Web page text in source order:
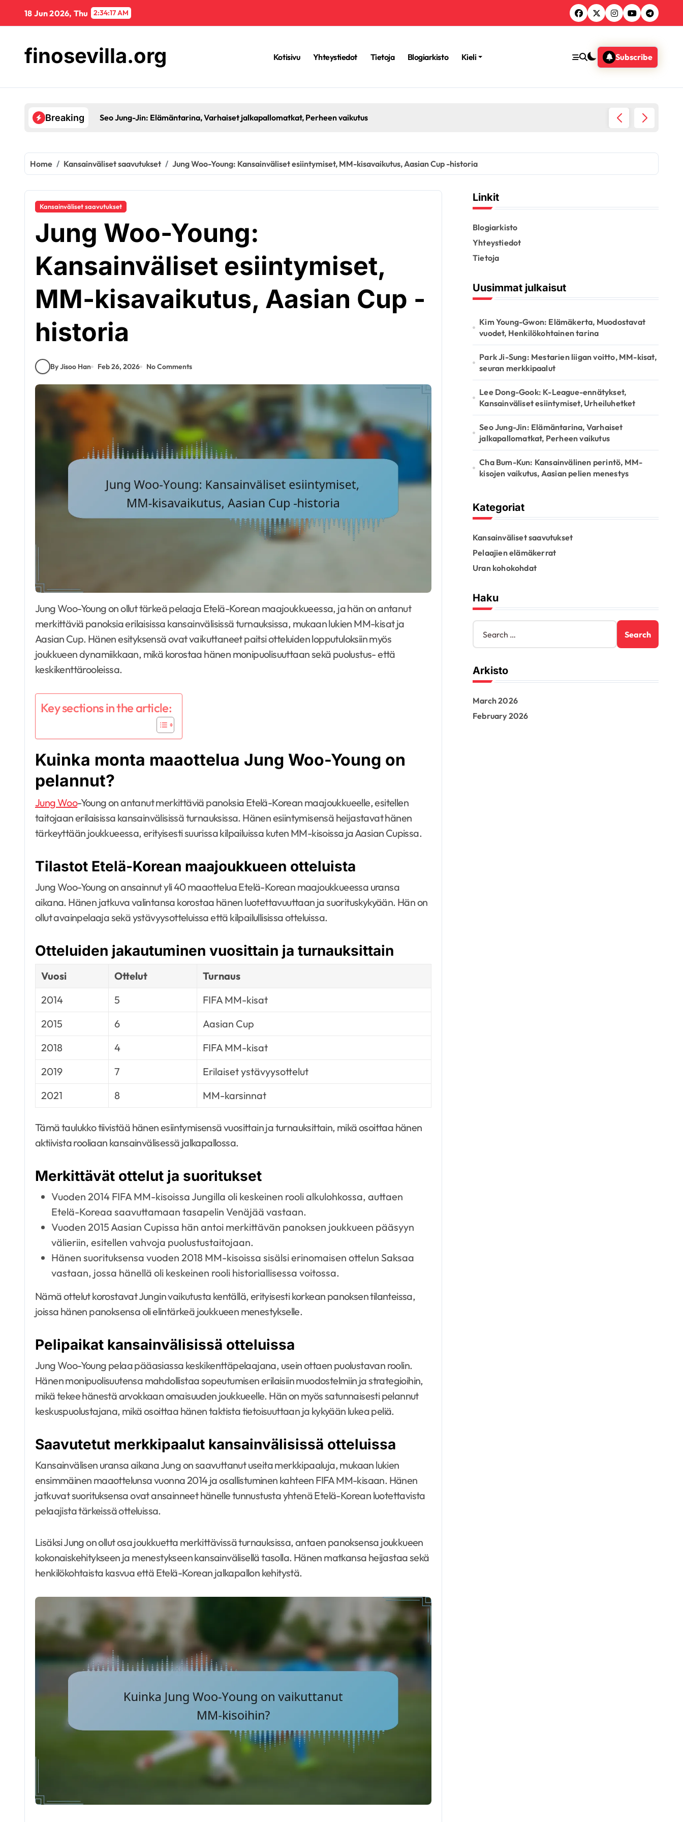
content
18 Jun 2026, Thu 2:34:18 AM
finosevilla.org Kotisivu Yhteystiedot Tietoja Blogiarkisto Kieli Subscribe
Breaking Cha Bum-Kun: Kansainvälinen perintö, MM-kisojen vaikutus, Aasian pelien menestys
Home Kansainväliset saavutukset Jung Woo-Young: Kansainväliset esiintymiset, MM-kisavaikutus, Aasian Cup -historia
Kansainväliset saavutukset
Jung Woo-Young:
Kansainväliset esiintymiset,
MM-kisavaikutus, Aasian Cup -
historia
By Jisoo Han Feb 26, 2026 No Comments
Jung Woo-Young on ollut tärkeä pelaaja Etelä-Korean maajoukkueessa, ja hän on antanut
merkittäviä panoksia erilaisissa kansainvälisissä turnauksissa, mukaan lukien MM-kisat ja
Aasian Cup. Hänen esityksensä ovat vaikuttaneet paitsi otteluiden lopputuloksiin myös
joukkueen dynamiikkaan, mikä korostaa hänen monipuolisuuttaan sekä puolustus- että
keskikenttärooleissa.
Key sections in the article:
Kuinka monta maaottelua Jung Woo-Young on
pelannut?
Jung Woo-Young on antanut merkittäviä panoksia Etelä-Korean maajoukkueelle, esitellen
taitojaan erilaisissa kansainvälisissä turnauksissa. Hänen esiintymisensä heijastavat hänen
tärkeyttään joukkueessa, erityisesti suurissa kilpailuissa kuten MM-kisoissa ja Aasian Cupissa.
Tilastot Etelä-Korean maajoukkueen otteluista
Jung Woo-Young on ansainnut yli 40 maaottelua Etelä-Korean maajoukkueessa uransa
aikana. Hänen jatkuva valintansa korostaa hänen luotettavuuttaan ja suorituskykyään. Hän on
ollut avainpelaaja sekä ystävyysotteluissa että kilpailullisissa otteluissa.
Otteluiden jakautuminen vuosittain ja turnauksittain
Vuosi Ottelut
Turnaus
2014
5
FIFA MM-kisat
2015
6
Aasian Cup
2018
4
FIFA MM-kisat
2019
7
Erilaiset ystävyysottelut
2021
8 MM-karsinnat
Tämä taulukko tiivistää hänen esiintymisensä vuosittain ja turnauksittain, mikä osoittaa hänen
aktiivista rooliaan kansainvälisessä jalkapallossa.
Merkittävät ottelut ja suoritukset
Vuoden 2014 FIFA MM-kisoissa Jungilla oli keskeinen rooli alkulohkossa, auttaen
Etelä-Koreaa saavuttamaan tasapelin Venäjää vastaan.
Vuoden 2015 Aasian Cupissa hän antoi merkittävän panoksen joukkueen pääsyyn
välieriin, esitellen vahvoja puolustustaitojaan.
Hänen suorituksensa vuoden 2018 MM-kisoissa sisälsi erinomaisen ottelun Saksaa
vastaan, jossa hänellä oli keskeinen rooli historiallisessa voitossa.
Nämä ottelut korostavat Jungin vaikutusta kentällä, erityisesti korkean panoksen tilanteissa,
joissa hänen panoksensa oli elintärkeä joukkueen menestykselle.
Pelipaikat kansainvälisissä otteluissa
Jung Woo-Young pelaa pääasiassa keskikenttäpelaajana, usein ottaen puolustavan roolin.
Hänen monipuolisuutensa mahdollistaa sopeutumisen erilaisiin muodostelmiin ja strategioihin,
mikä tekee hänestä arvokkaan omaisuuden joukkueelle. Hän on myös satunnaisesti pelannut
keskuspuolustajana, mikä osoittaa hänen taktista tietoisuuttaan ja kykyään lukea peliä.
Saavutetut merkkipaalut kansainvälisissä otteluissa
Kansainvälisen uransa aikana Jung on saavuttanut useita merkkipaaluja, mukaan lukien
ensimmäinen maaottelunsa vuonna 2014 ja osallistuminen kahteen FIFA MM-kisaan. Hänen
jatkuvat suorituksensa ovat ansainneet hänelle tunnustusta yhtenä Etelä-Korean luotettavista
pelaajista tärkeissä otteluissa.
Lisäksi Jung on ollut osa joukkuetta merkittävissä turnauksissa, antaen panoksensa joukkueen
kokonaiskehitykseen ja menestykseen kansainvälisellä tasolla. Hänen matkansa heijastaa sekä
henkilökohtaista kasvua että Etelä-Korean jalkapallon kehitystä.
Linkit
Blogiarkisto
Yhteystiedot
Tietoja
Uusimmat julkaisut
Kim Young-Gwon: Elämäkerta, Muodostavat
vuodet, Henkilökohtainen tarina
Park Ji-Sung: Mestarien liigan voitto, MM-kisat,
seuran merkkipaalut
Lee Dong-Gook: K-League-ennätykset,
Kansainväliset esiintymiset, Urheiluhetket
Seo Jung-Jin: Elämäntarina, Varhaiset
jalkapallomatkat, Perheen vaikutus
Cha Bum-Kun: Kansainvälinen perintö, MM-
kisojen vaikutus, Aasian pelien menestys
Kategoriat
Kansainväliset saavutukset
Pelaajien elämäkerrat
Uran kohokohdat
Haku
S
a
c
h
o
r
Arkisto
March 2026
February 2026